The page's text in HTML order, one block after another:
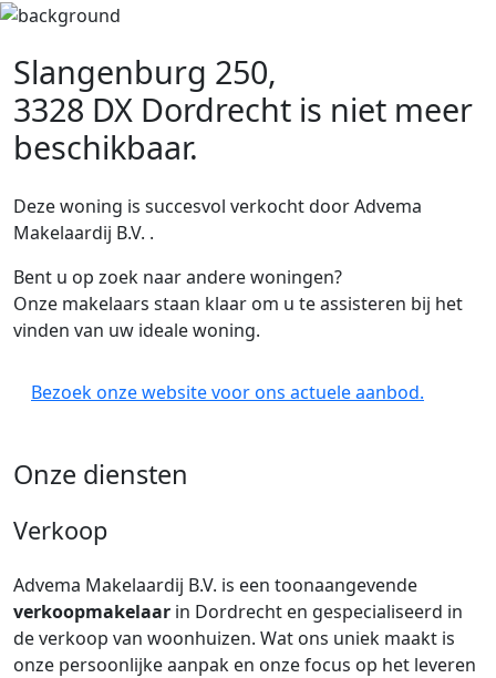
Slangenburg 250,
3328 DX Dordrecht is niet meer
beschikbaar.
Deze woning is succesvol verkocht door Advema
Makelaardij B.V. .
Bent u op zoek naar andere woningen?
Onze makelaars staan klaar om u te assisteren bij het
vinden van uw ideale woning.
Bezoek onze website voor ons actuele aanbod.
Onze diensten
Verkoop
Advema Makelaardij B.V. is een toonaangevende
verkoopmakelaar in Dordrecht en gespecialiseerd in
de verkoop van woonhuizen. Wat ons uniek maakt is
onze persoonlijke aanpak en onze focus op het leveren